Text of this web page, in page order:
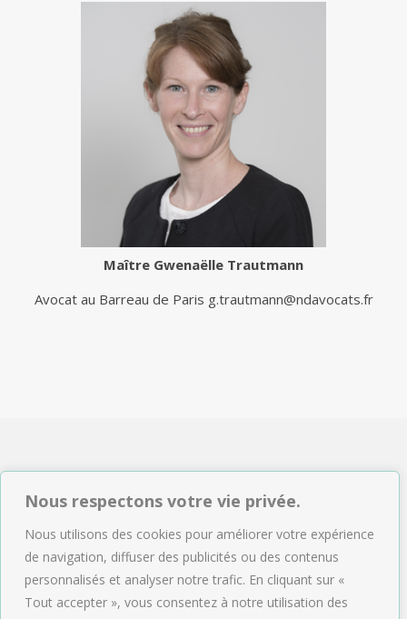
Nous respectons votre vie privée.
Nous utilisons des cookies pour améliorer votre expérience
de navigation, diffuser des publicités ou des contenus
personnalisés et analyser notre trafic. En cliquant sur «
Tout accepter », vous consentez à notre utilisation des
Maître Gwenaëlle Trautmann
Avocat au Barreau de Paris g.trautmann@ndavocats.fr
NDAVOCATS Associés
Tél : 01.47.04.09.43
Email :accueil@ndavocats.fr